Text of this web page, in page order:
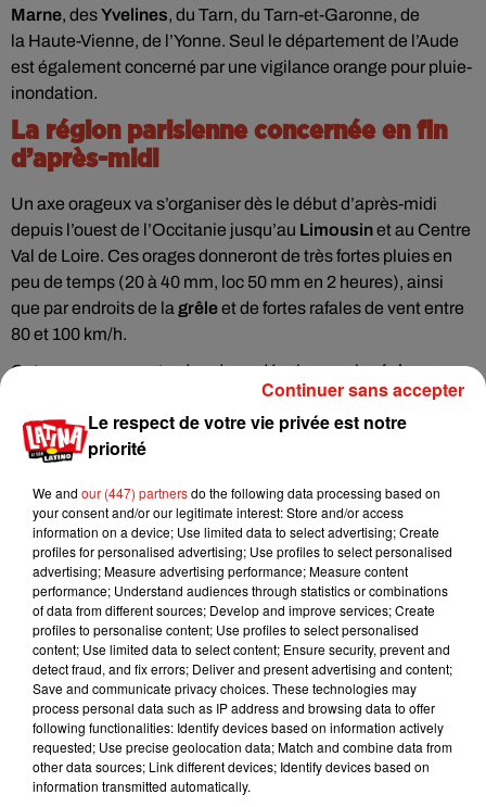
Marne, desYvelines, du Tarn, du Tarn-et-Garonne, de
la Haute-Vienne, de l’Yonne. Seul le département de l’Aude
est également concerné par une vigilance orange pour pluie-
inondation.
La région parisienne concernée en fin
d’après-midi
Un axe orageux va s’organiser dès le début d’après-midi
depuis l’ouest de l’Occitanie jusqu’au Limousinet au Centre
Val de Loire. Ces orages donneront de très fortes pluies en
peu de temps (20 à 40 mm, loc 50 mm en 2 heures), ainsi
que par endroits de la grêleet de fortes rafales de vent entre
80 et 100 km/h.
Cet axe orageux est prévu de se décaler vers larégion
, le nord de l’Auvergne et le Midi Toulousain en fin
d’après-midi et soirée.
Cet élément est masqué compte-tenu du refus du
dépôt de cookies que vous avez exprimé. Si vous
souhaitez l'afficher, merci de nous donner votre accord
en cliquant sur le bouton ci-dessous.
Afficher l'élément
Musique
Le respect de votre vie privée est notre
priorité
We and our (447) partnersdo the following data processing based on
your consent and/or our legitimate interest: Store and/or access
information on a device; Use limited data to select advertising; Create
profiles for personalised advertising; Use profiles to select personalised
advertising; Measure advertising performance; Measure content
performance; Understand audiences through statistics or combinations
of data from different sources; Develop and improve services; Create
profiles to personalise content; Use profiles to select personalised
content; Use limited data to select content; Ensure security, prevent and
detect fraud, and fix errors; Deliver and present advertising and content;
Save and communicate privacy choices. These technologies may
process personal data such as IP address and browsing data to offer
following functionalities: Identify devices based on information actively
requested; Use precise geolocation data; Match and combine data from
other data sources; Link different devices; Identify devices based on
information transmitted automatically.
Continuer sans accepter